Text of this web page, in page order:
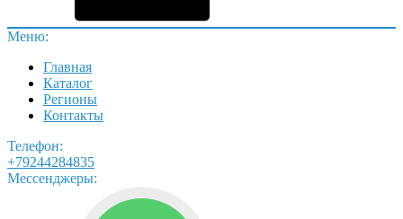
Меню:
Главная
Каталог
Регионы
Контакты
Телефон:
+79244284835
Мессенджеры: